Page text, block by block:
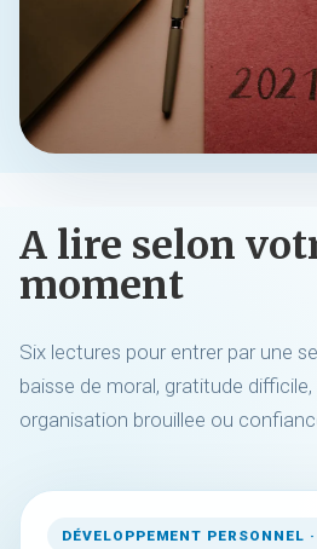
A lire selon
moment
Six lectures pour entrer par une
baisse de moral, gratitude
organisation brouillee ou
DÉVELOPPEMENT PERSONNEL